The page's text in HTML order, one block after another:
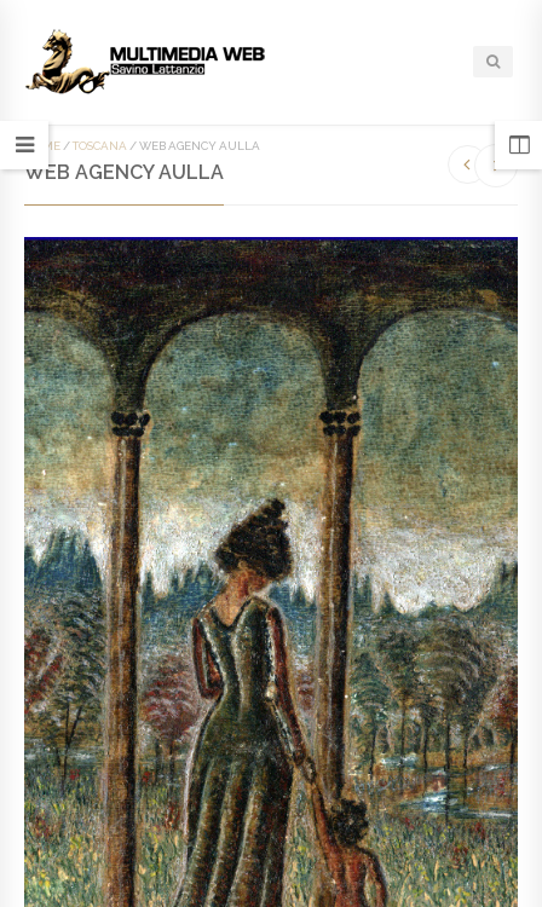
HOME /TOSCANA /WEB AGENCY AULLA
WEB AGENCY AULLA